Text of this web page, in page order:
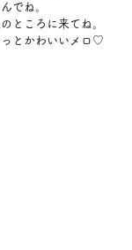
でね。
ところに来てね。
とかわいいメロ♡